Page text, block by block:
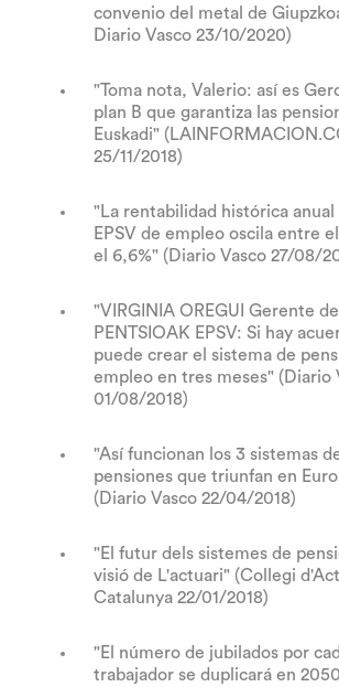
convenio del metal de
Diario Vasco 23/10/2020)
"Toma nota, Valerio: así es
plan B que garantiza las
Euskadi"
25/11/2018)
"La rentabilidad histórica anual
EPSV de empleo oscila entre
el 6,6%" (Diario Vasco 27/08/
"VIRGINIA OREGUI Gerente
PENTSIOAK EPSV: Si hay
puede crear el sistema de
empleo en tres meses" (Diario
01/08/2018)
"Así funcionan los 3 sistemas
pensiones que triunfan en
(Diario Vasco 22/04/2018)
"El futur dels sistemes de
visió de L'actuari" (Collegi
Catalunya 22/01/2018)
"El número de jubilados por
trabajador se duplicará en